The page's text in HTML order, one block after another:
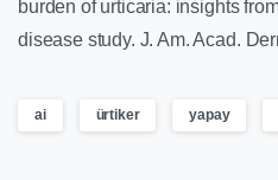
burden of urticaria: insights
disease study. J. Am. Acad.
ai ürtiker yapay